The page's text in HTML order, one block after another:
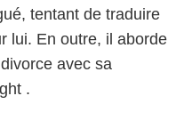
tentant de traduire
lui. En outre, il aborde
avec sa
.